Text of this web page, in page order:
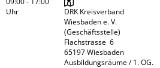
Uhr
DRK Kreisverband
Wiesbaden e. V.
(Geschäftsstelle)
Flachstrasse  6
65197 Wiesbaden
Ausbildungsräume / 1. OG.